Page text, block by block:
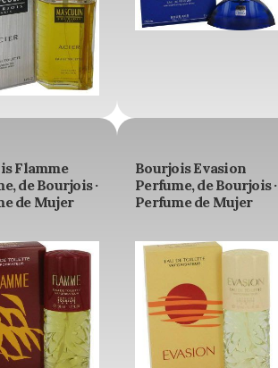
Flamme
de Bourjois ·
de Mujer
Bourjois Evasion
Perfume, de Bourjois ·
Perfume de Mujer